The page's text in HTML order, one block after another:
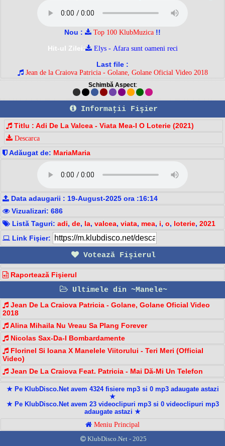
Nou : Top 100 KlubMuzica !!
Hit-ul Zilei:
Elys - Afara sunt oameni reci
Last file :
Jean de la Craiova Patricia - Golane, Golane Oficial Video 2018
Schimbă Aspect:
Informaţii Fişier
Titlu : Adi De La Valcea - Viata Mea-I O Loterie (2021)
Descarca
Adăugat de: MariaMaria
Data adaugarii : 19-August-2025 ora :16:14
Vizualizari: 686
Listă Taguri: adi, de, la, valcea, viata, mea, i, o, loterie, 2021
Link Fişier:
Votează Fişierul
Raportează Fişierul
Ultimele din ~Manele~
Jean De La Craiova Patricia - Golane, Golane Oficial Video
2018
Alina Mihaila Nu Vreau Sa Plang Forever
Nicolas Sax-Da-I Bombardamente
Florinel Si Ioana X Manelele Viitorului - Teri Meri (Official
Video)
Jean De La Craiova Feat. Patricia - Mai Dă-Mi Un Telefon
★ Pe KlubDisco.Net avem 4324 fisiere mp3 si 0 mp3 adaugate astazi
★
★ Pe KlubDisco.Net avem 23 videoclipuri mp3 si 0 videoclipuri mp3
adaugate astazi ★
Meniu Principal
KlubDisco.Net - 2025